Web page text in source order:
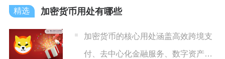
加密货币用处有哪些
加密货币的核心用处涵盖高效跨境支
付、去中心化金融服务、数字资产确